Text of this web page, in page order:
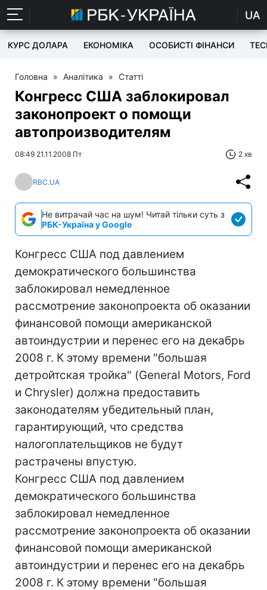
UA
КУРС ДОЛАРА ЕКОНОМІКА ОСОБИСТІ ФІНАНСИ
Головна » Аналітика » Статті
Конгресс США заблокировал
законопроект о помощи
автопроизводителям
08:49 21.11.2008 Пт 2 хв
RBC.UA
Не витрачай час на шум! Читай тільки суть з
РБК-Україна у Google
Конгресс США под давлением
демократического большинства
заблокировал немедленное
рассмотрение законопроекта об оказании
финансовой помощи американской
автоиндустрии и перенес его на декабрь
2008 г. К этому времени "большая
детройтская тройка" (General Motors, Ford
и Chrysler) должна предоставить
законодателям убедительный план,
гарантирующий, что средства
налогоплательщиков не будут
растрачены впустую.
Конгресс США под давлением
демократического большинства
заблокировал немедленное
рассмотрение законопроекта об оказании
финансовой помощи американской
автоиндустрии и перенес его на декабрь
2008 г. К этому времени "большая